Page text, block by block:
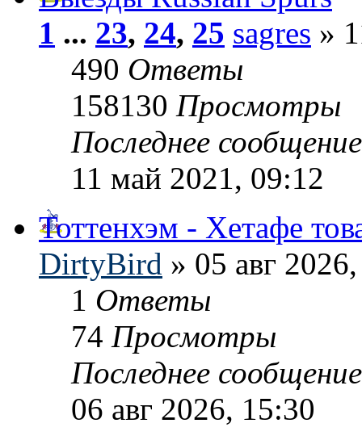
1 ... 23, 24, 25 sagres »
490 Ответы
158130 Просмотры
Последнее
11 май 2021, 09:12
Тоттенхэм - Хетафе
DirtyBird » 05 авг
1 Ответы
74 Просмотры
Последнее
06 авг 2026, 15:30